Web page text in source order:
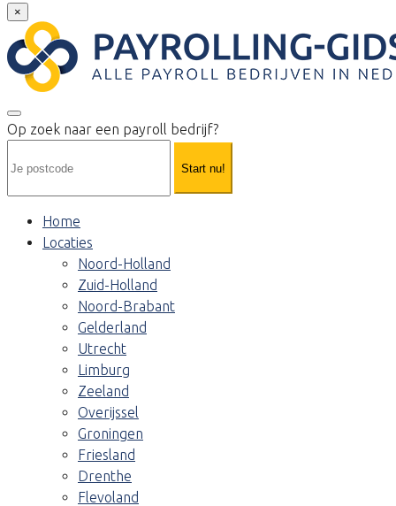
×
Op zoek naar een payroll bedrijf?
Start nu!
Home
Locaties
Noord-Holland
Zuid-Holland
Noord-Brabant
Gelderland
Utrecht
Limburg
Zeeland
Overijssel
Groningen
Friesland
Drenthe
Flevoland